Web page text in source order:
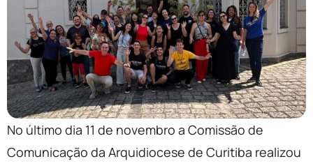
No último dia 11 de novembro a Comissão de
Comunicação da Arquidiocese de Curitiba realizou